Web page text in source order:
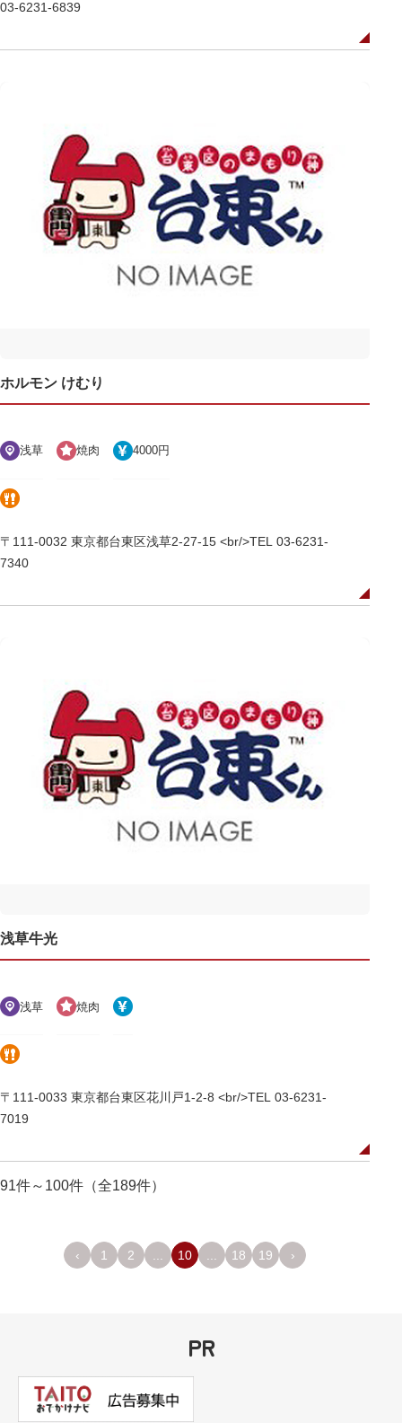
03-6231-6839
ホルモン けむり
浅草 焼肉 4000円
〒111-0032 東京都台東区浅草2-27-15 <br/>TEL 03-6231-
7340
浅草牛光
浅草 焼肉
〒111-0033 東京都台東区花川戸1-2-8 <br/>TEL 03-6231-
7019
91件～100件（全189件）
‹ 1 2 10 18 19 ›
PR